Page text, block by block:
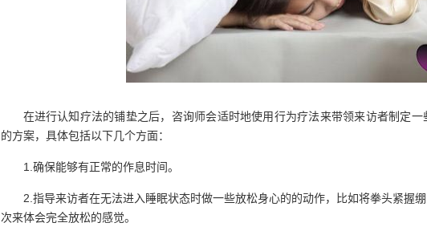
在进行认知疗法的铺垫之后，咨询师会适时地使用行为疗法来带领来访者制定
的方案，具体包括以下几个方面：
1.确保能够有正常的作息时间。
2.指导来访者在无法进入睡眠状态时做一些放松身心的的动作，比如将拳头紧握
次来体会完全放松的感觉。